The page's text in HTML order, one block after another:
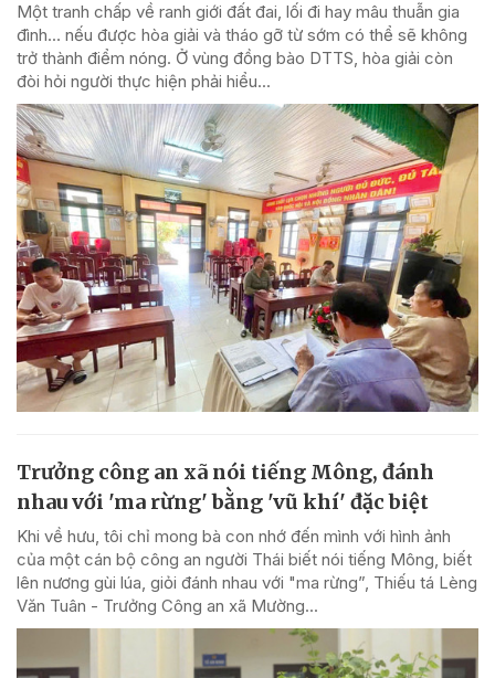
Một tranh chấp về ranh giới đất đai, lối đi hay mâu thuẫn gia
đình... nếu được hòa giải và tháo gỡ từ sớm có thể sẽ không
trở thành điểm nóng. Ở vùng đồng bào DTTS, hòa giải còn
đòi hỏi người thực hiện phải hiểu...
Trưởng công an xã nói tiếng Mông, đánh
nhau với 'ma rừng' bằng 'vũ khí' đặc biệt
Khi về hưu, tôi chỉ mong bà con nhớ đến mình với hình ảnh
của một cán bộ công an người Thái biết nói tiếng Mông, biết
lên nương gùi lúa, giỏi đánh nhau với "ma rừng”, Thiếu tá Lèng
Văn Tuân - Trưởng Công an xã Mường...